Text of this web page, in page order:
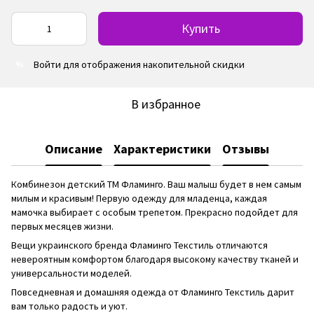
Купить
Войти для отображения накопительной скидки
В избранное
Описание Характеристики Отзывы
Комбинезон детский ТМ Фламинго. Ваш малыш будет в нем самым
милым и красивым! Первую одежду для младенца, каждая
мамочка выбирает с особым трепетом. Прекрасно подойдет для
первых месяцев жизни.
Вещи украинского бренда Фламинго Текстиль отличаются
невероятным комфортом благодаря высокому качеству тканей и
универсальности моделей.
Повседневная и домашняя одежда от Фламинго Текстиль дарит
вам только радость и уют.